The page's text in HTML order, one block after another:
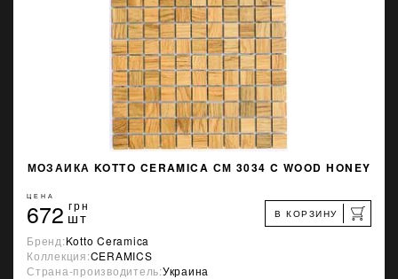
МОЗАИКА KOTTO CERAMICA СМ 3034 C WOOD HONEY
ЦЕНА
672 грн
шт В КОРЗИНУ
Бренд:Kotto Ceramica
Коллекция:CERAMICS
Страна-производитель:Украина